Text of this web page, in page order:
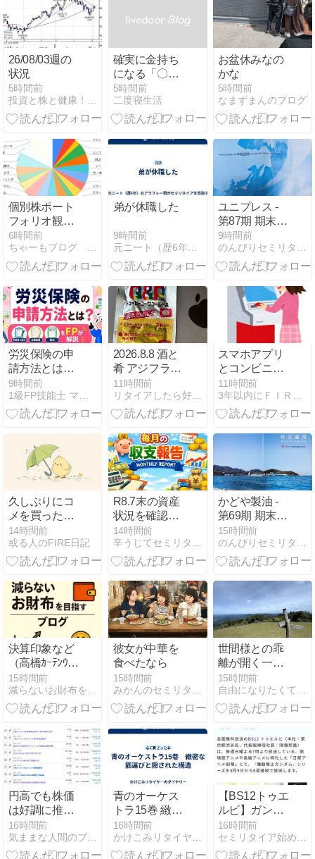
26/08/03週の
状況
5時間前
投資と株と健康！！目指せ！！経済的自由人
確実に金持ち
になる「〇〇
〇〇の法則」
を知る無職
5時間前
二度寝生活
お盆休みなの
かな
5時間前
なまずまんのブログ
個別株ポート
フォリオ観察
記録
2026/08/09
6時間前
ちゃーもブログ アーリーリタイアを夢見る資産形成雑記
弟が休職した
9時間前
元ニート（歴6年）の36歳男がセミリタイアを目指す
ユニプレス -
第87期 期末配
当金
9時間前
のんびりセミリタイア生活を目指す
労災保険の申
請方法とは？
手続きの流
れ・必要書
類・様式をFP
9時間前
2026.8.8 酒と
肴 アジフライ
は30秒(^^)v
11時間前
リタイアしたら好きな音楽で散歩するんだ
スマホアプリ
とコンビニ
ATMでのネッ
ト銀行への振
り込みしてみ
11時間前
久しぶりにコ
メを買った
（４）
14時間前
或る人のFIRE日記
R8.7末の資産
状況を確認し
ました。
14時間前
かどや製油 -
第69期 期末配
当金
15時間前
決算印象など
（高橋ｶｰﾃﾝｳｫｰ
ﾙ・ｷｯﾂ・三井
不動産・共立ﾒ
ﾝﾃ）Vol.17
15時間前
彼女が中華を
食べたなら
15時間前
世間様との乖
離が開く一
方、アーリー
リタイアは世
捨人でしかな
15時間前
円高でも株価
は好調に推
移？（８月第
２週）
16時間前
青のオーケス
トラ15巻 緻密
な筋運びと隠
された構造
16時間前
【BS12トゥエ
ルビ】ガンダ
ム祭り【独立
系BS放送】
16時間前